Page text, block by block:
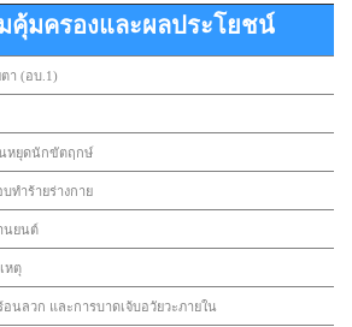
คุ้มครองและผลประโยชน์
า (อบ.1)
นหยุดนักขัตฤกษ์
ทำร้ายร่างกาย
นยนต์
หตุ
นลวก และการบาดเจ้บอวัยวะภายใน